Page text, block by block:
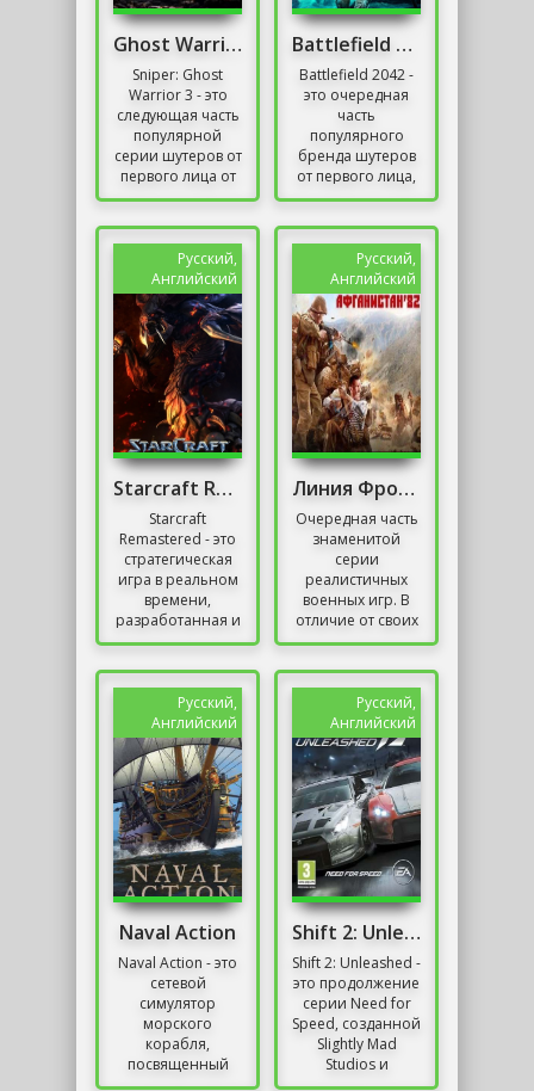
Ghost Warrior 3 Механики
Sniper: Ghost
Warrior 3 - это
следующая часть
популярной
серии шутеров от
первого лица от
CI Games.
происходит в
современной...
Battlefield 2042 Скачать Торрент
Battlefield 2042 -
это очередная
часть
популярного
бренда шутеров
от первого лица,
действие
вымышленных
вооруженных
конфликтах....
Русский,
Английский
Starcraft Remastered Механики на Русском
Starcraft
Remastered - это
стратегическая
игра в реальном
времени,
разработанная и
изданная Blizzard
опубликовано
на...
Русский,
Английский
Линия Фронта Афганистан 82
Очередная часть
знаменитой
серии
реалистичных
военных игр. В
отличие от своих
предшественников,
Афганистан -
это...
Русский,
Английский
Naval Action
Naval Action - это
сетевой
симулятор
морского
корабля,
посвященный
золотому
Русский,
Английский
Shift 2: Unleashed Механики
Shift 2: Unleashed -
это продолжение
серии Need for
Speed, созданной
Slightly Mad
Studios и
ориентированной